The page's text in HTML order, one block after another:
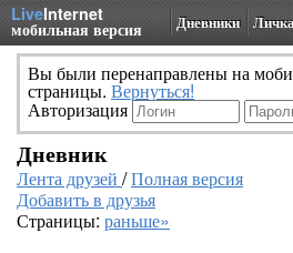
LiveInternet
мобильная версия Дневники
Вы были перенаправлены на
страницы. Вернуться!
Авторизация
Дневник
Лента друзей /Полная версия
Добавить в друзья
Страницы: раньше»